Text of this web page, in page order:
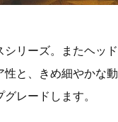
リーズ。またヘッド
と、きめ細やかな動
レードします。